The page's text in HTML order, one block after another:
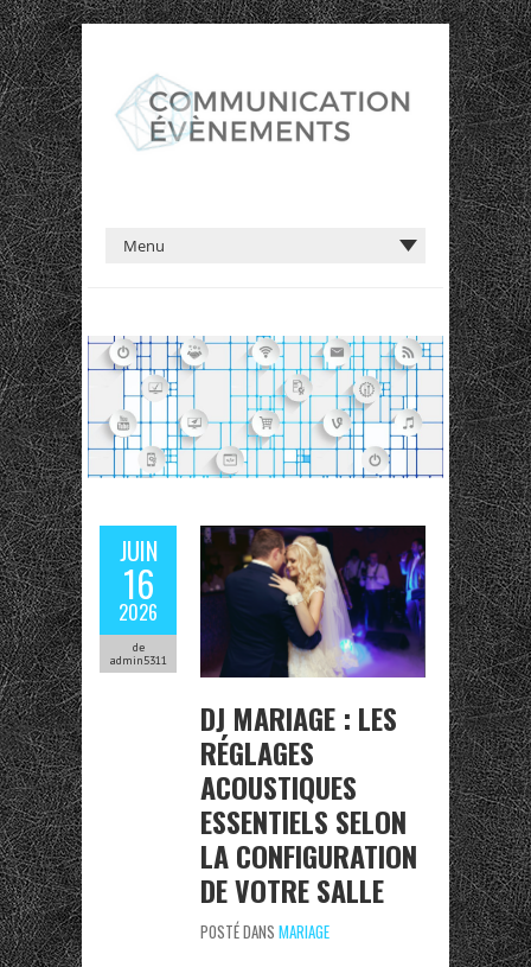
JUIN
16
2026
de
admin5311
DJ MARIAGE : LES
RÉGLAGES
ACOUSTIQUES
ESSENTIELS SELON
LA CONFIGURATION
DE VOTRE SALLE
POSTÉ DANS MARIAGE